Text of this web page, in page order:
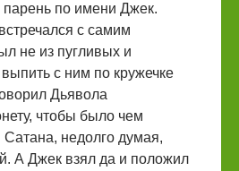
по имени Джек.
с самим
не из пугливых и
с ним по кружечке
Дьявола
чтобы было чем
Сатана, недолго думая,
А Джек взял да и положил